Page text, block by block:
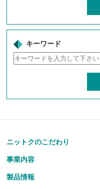
キーワード
ニットクのこだわり
事業内容
製品情報